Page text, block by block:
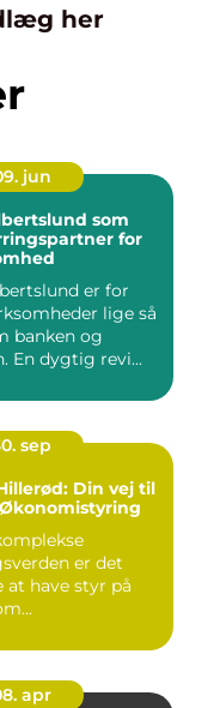
her
jun
som
for
er for
lige så
banken og
En dygtig revi...
sep
Din vej til
er det
at have styr på
apr